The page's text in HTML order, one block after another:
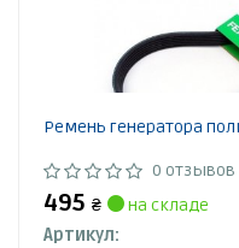
Ремень генератора
0 отзывов
495 ₴
на складе
Артикул: